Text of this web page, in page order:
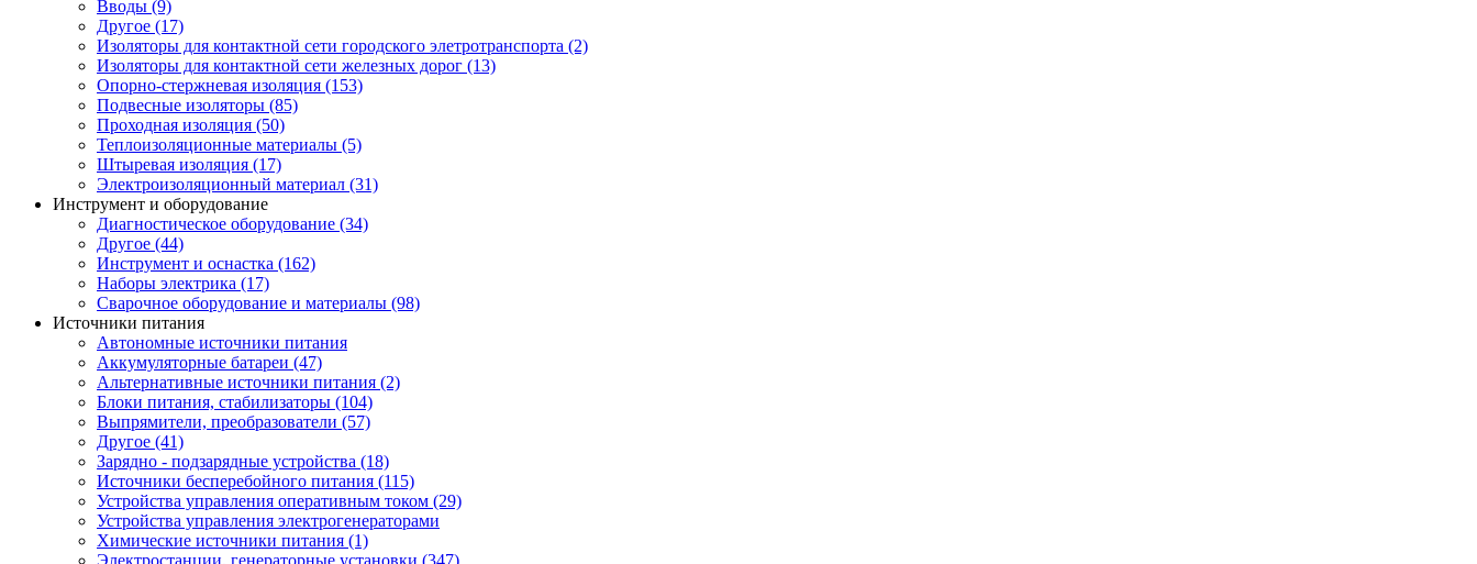
Вводы (9)
Другое (17)
Изоляторы для контактной сети городского элетротранспорта (2)
Изоляторы для контактной сети железных дорог (13)
Опорно-стержневая изоляция (153)
Подвесные изоляторы (85)
Проходная изоляция (50)
Теплоизоляционные материалы (5)
Штыревая изоляция (17)
Электроизоляционный материал (31)
Инструмент и оборудование
Диагностическое оборудование (34)
Другое (44)
Инструмент и оснастка (162)
Наборы электрика (17)
Сварочное оборудование и материалы (98)
Источники питания
Автономные источники питания
Аккумуляторные батареи (47)
Альтернативные источники питания (2)
Блоки питания, стабилизаторы (104)
Выпрямители, преобразователи (57)
Другое (41)
Зарядно - подзарядные устройства (18)
Источники бесперебойного питания (115)
Устройства управления оперативным током (29)
Устройства управления электрогенераторами
Химические источники питания (1)
Электростанции, генераторные установки (347)